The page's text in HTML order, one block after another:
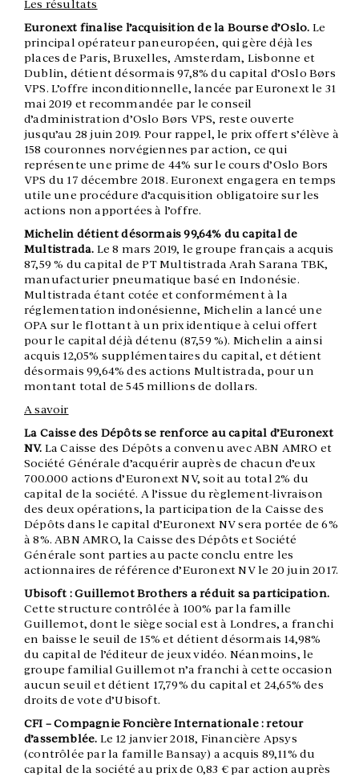
Les résultats
Euronext finalise l’acquisition de la Bourse d’Oslo. Le
principal opérateur paneuropéen, qui gère déjà les
places de Paris, Bruxelles, Amsterdam, Lisbonne et
Dublin, détient désormais 97,8% du capital d’Oslo Børs
VPS. L’offre inconditionnelle, lancée par Euronext le 31
mai 2019 et recommandée par le conseil
d’administration d’Oslo Børs VPS, reste ouverte
jusqu’au 28 juin 2019. Pour rappel, le prix offert s’élève à
158 couronnes norvégiennes par action, ce qui
représente une prime de 44% sur le cours d’Oslo Bors
VPS du 17 décembre 2018. Euronext engagera en temps
utile une procédure d’acquisition obligatoire sur les
actions non apportées à l’offre.
Michelin détient désormais 99,64% du capital de
Multistrada. Le 8 mars 2019, le groupe français a acquis
87,59 % du capital de PT Multistrada Arah Sarana TBK,
manufacturier pneumatique basé en Indonésie.
Multistrada étant cotée et conformément à la
réglementation indonésienne, Michelin a lancé une
OPA sur le flottant à un prix identique à celui offert
pour le capital déjà détenu (87,59 %). Michelin a ainsi
acquis 12,05% supplémentaires du capital, et détient
désormais 99,64% des actions Multistrada, pour un
montant total de 545 millions de dollars.
A savoir
La Caisse des Dépôts se renforce au capital d’Euronext
NV. La Caisse des Dépôts a convenu avec ABN AMRO et
Société Générale d’acquérir auprès de chacun d’eux
700.000 actions d’Euronext NV, soit au total 2% du
capital de la société. A l’issue du règlement-livraison
des deux opérations, la participation de la Caisse des
Dépôts dans le capital d’Euronext NV sera portée de 6%
à 8%. ABN AMRO, la Caisse des Dépôts et Société
Générale sont parties au pacte conclu entre les
actionnaires de référence d’Euronext NV le 20 juin 2017.
Ubisoft : Guillemot Brothers a réduit sa participation.
Cette structure contrôlée à 100% par la famille
Guillemot, dont le siège social est à Londres, a franchi
en baisse le seuil de 15% et détient désormais 14,98%
du capital de l’éditeur de jeux vidéo. Néanmoins, le
groupe familial Guillemot n’a franchi à cette occasion
aucun seuil et détient 17,79% du capital et 24,65% des
droits de vote d’Ubisoft.
CFI – Compagnie Foncière Internationale : retour
d’assemblée. Le 12 janvier 2018, Financière Apsys
(contrôlée par la famille Bansay) a acquis 89,11% du
capital de la société au prix de 0,83 € par action auprès